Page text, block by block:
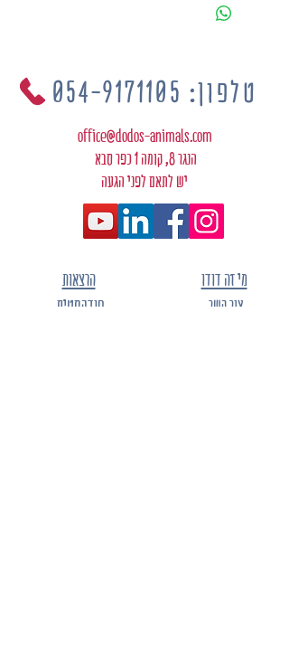
office@dodos-animals.com
הנגר 8, קומה 1 כפר סבא
יש לתאם לפני הגעה
טלפון: 054-9171105
צור קשר
מי זה דודו
הרצאות
פודקסטים